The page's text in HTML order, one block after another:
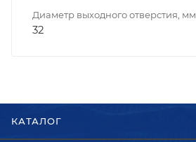
Диаметр выходного отверстия, мм
32
КАТАЛОГ